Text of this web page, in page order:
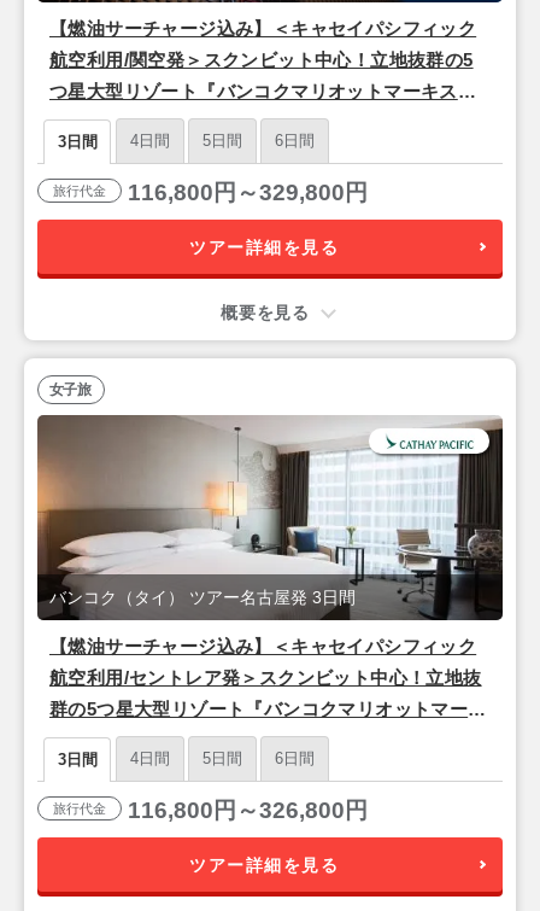
【燃油サーチャージ込み】＜キャセイパシフィック
航空利用/関空発＞スクンビット中心！立地抜群の5
つ星大型リゾート『バンコクマリオットマーキスク
イーンズパーク』バンコク2泊3日
3日間 4日間 5日間 6日間
旅行代金 116,800円～329,800円
ツアー詳細を見る
概要を見る
【燃油サーチャージ込み】＜キャセイパシフィック
航空利用/セントレア発＞スクンビット中心！立地抜
群の5つ星大型リゾート『バンコクマリオットマーキ
スクイーンズパーク』バンコク2泊3日
バンコク（タイ） ツアー名古屋発 3日間
女子旅
3日間 4日間 5日間 6日間
旅行代金 116,800円～326,800円
ツアー詳細を見る